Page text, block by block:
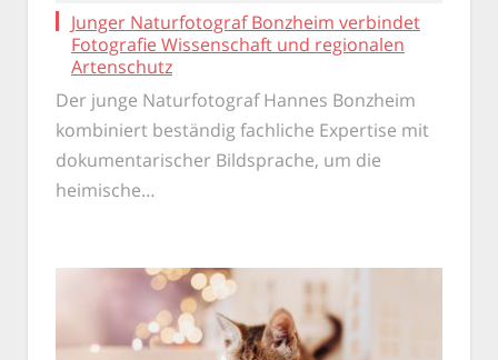
Junger Naturfotograf Bonzheim verbindet
Fotografie Wissenschaft und regionalen
Artenschutz
Der junge Naturfotograf Hannes Bonzheim
kombiniert beständig fachliche Expertise mit
dokumentarischer Bildsprache, um die
heimische…